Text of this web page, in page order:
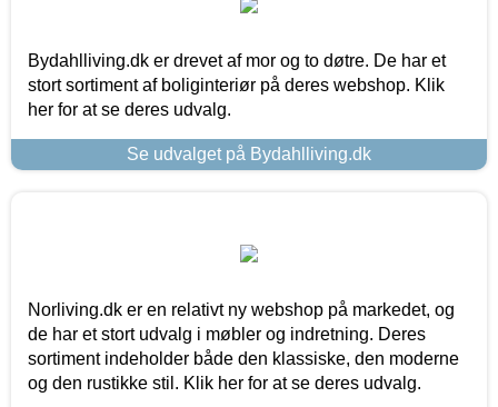
Bydahlliving.dk er drevet af mor og to døtre. De har et
stort sortiment af boliginteriør på deres webshop. Klik
her for at se deres udvalg.
Se udvalget på Bydahlliving.dk
Norliving.dk er en relativt ny webshop på markedet, og
de har et stort udvalg i møbler og indretning. Deres
sortiment indeholder både den klassiske, den moderne
og den rustikke stil. Klik her for at se deres udvalg.